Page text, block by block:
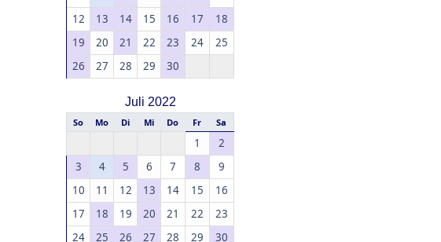
12
13 14 15 16 17
18
19
20 21 22 23 24
25
26
27 28 29 30
Juli 2022
So Mo Di Mi Do Fr Sa
1
2
3
4 5 6 7 8
9
10
11 12 13 14 15
16
17
18 19 20 21 22
23
24
25 26 27 28 29 30